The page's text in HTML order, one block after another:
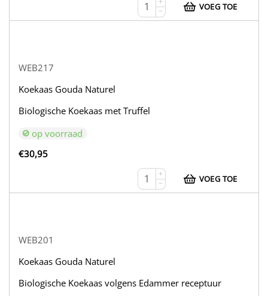
−
VOEG TOE
WEB217
Koekaas Gouda Naturel
Biologische Koekaas met Truffel
op voorraad
€30,95
+
−
VOEG TOE
WEB201
Koekaas Gouda Naturel
Biologische Koekaas volgens Edammer receptuur